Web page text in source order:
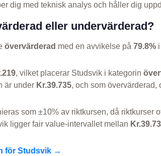
dig med teknisk analys och håller dig
eller undervärderad?
övervärderad med en avvikelse på 79.8%
, vilket placerar Studsvik i kategorin
är under Kr.39.735, och som övervärderad,
som ±10% av riktkursen, då riktkurser
ligger fair value-intervallet mellan
för Studsvik →